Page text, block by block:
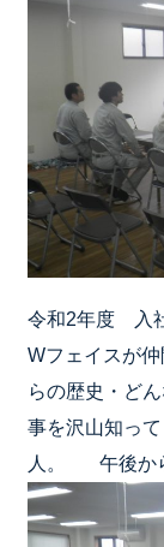
令和2年度 入
Wフェイスが
らの歴史・ど
事を沢山知っ
人。
午後か